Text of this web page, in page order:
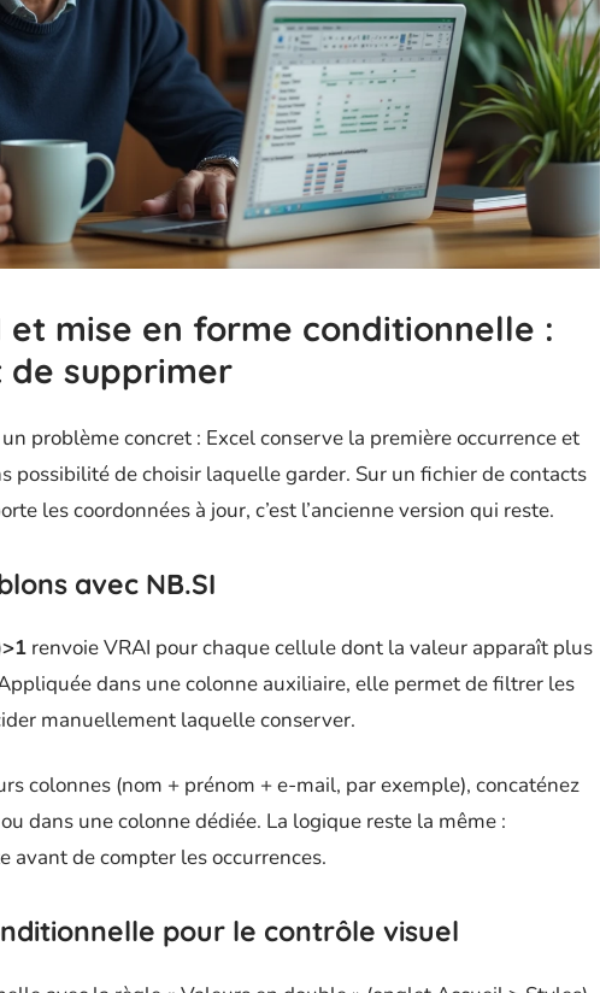
et mise en forme conditionnelle :
supprimer
problème concret : Excel conserve la première occurrence et
possibilité de choisir laquelle garder. Sur un fichier de contacts
les coordonnées à jour, c’est l’ancienne version qui reste.
avec NB.SI
renvoie VRAI pour chaque cellule dont la valeur apparaît plus
dans une colonne auxiliaire, elle permet de filtrer les
manuellement laquelle conserver.
colonnes (nom + prénom + e-mail, par exemple), concaténez
dans une colonne dédiée. La logique reste la même :
avant de compter les occurrences.
pour le contrôle visuel